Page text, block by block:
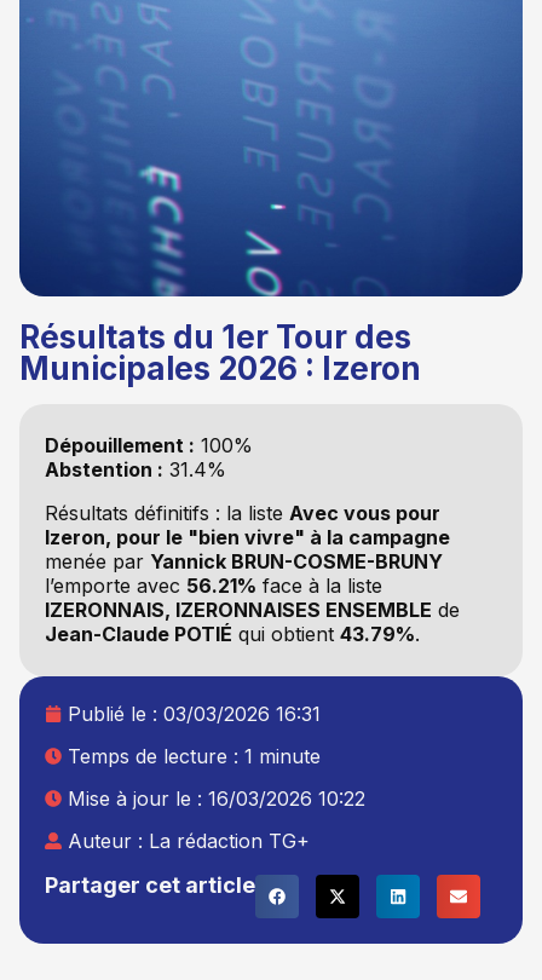
Résultats du 1er Tour des
Municipales 2026 : Izeron
Dépouillement : 100%
Abstention : 31.4%
Résultats définitifs : la liste Avec vous pour
Izeron, pour le "bien vivre" à la campagne
menée par Yannick BRUN-COSME-BRUNY
l’emporte avec 56.21% face à la liste
IZERONNAIS, IZERONNAISES ENSEMBLE de
Jean-Claude POTIÉ qui obtient 43.79%.
Partager cet article
Publié le : 03/03/2026 16:31
Temps de lecture : 1 minute
Mise à jour le : 16/03/2026 10:22
Auteur : La rédaction TG+